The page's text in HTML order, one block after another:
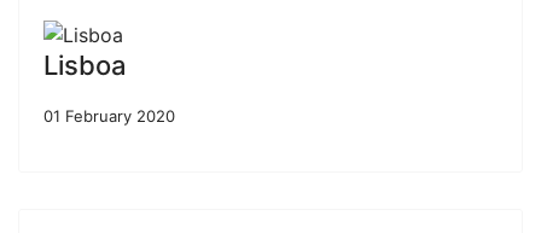
Lisboa
01 February 2020